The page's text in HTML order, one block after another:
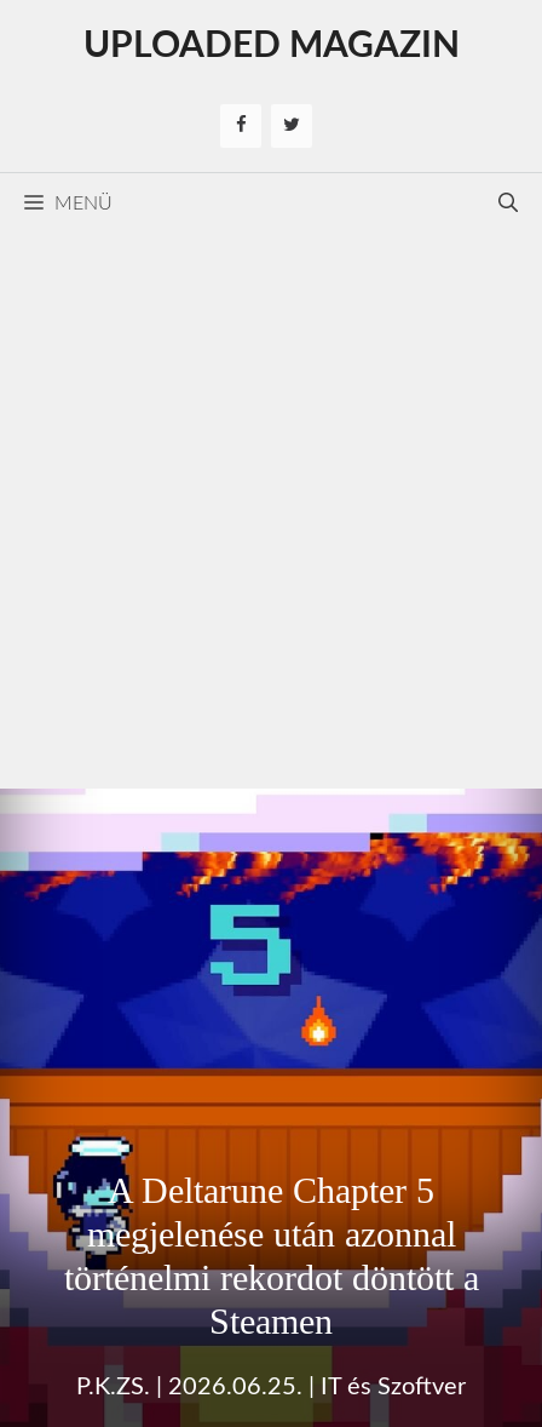
UPLOADED MAGAZIN
MENÜ
A Deltarune Chapter 5
megjelenése után azonnal
történelmi rekordot döntött a
Steamen
P.K.ZS. 2026.06.25. IT és Szoftver